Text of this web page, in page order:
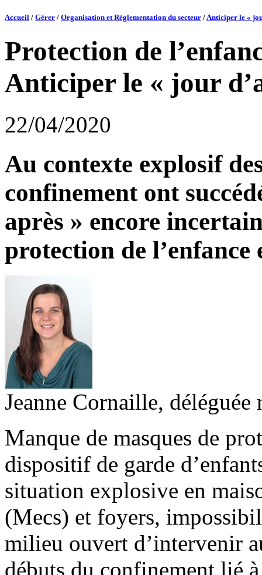
Accueil / Gérer / Organisation et Réglementation du secteur /Anticiper le «
Protection de
Anticiper le « jour
22/04/2020
Au contexte explosif
confinement ont
après » encore
protection de l’enfance
Jeanne Cornaille, déléguée
Manque de masques de
dispositif de garde
situation explosive en
(Mecs) et foyers,
milieu ouvert d’intervenir
débuts du confinement lié